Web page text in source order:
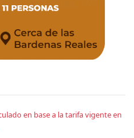
en base a la tarifa vigente en